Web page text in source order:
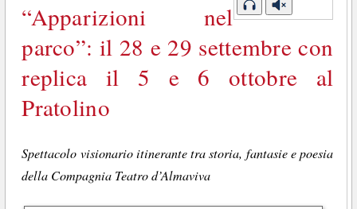
“Apparizioni nel
parco”: il 28 e 29 settembre con
replica il 5 e 6 ottobre al
Pratolino
Spettacolo visionario itinerante tra storia, fantasie e poesia
della Compagnia Teatro d’Almaviva